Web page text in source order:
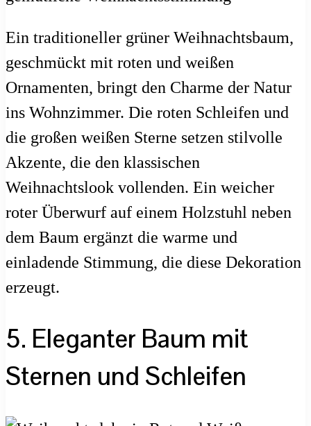
Ein traditioneller grüner Weihnachtsbaum,
geschmückt mit roten und weißen
Ornamenten, bringt den Charme der Natur
ins Wohnzimmer. Die roten Schleifen und
die großen weißen Sterne setzen stilvolle
Akzente, die den klassischen
Weihnachtslook vollenden. Ein weicher
roter Überwurf auf einem Holzstuhl neben
dem Baum ergänzt die warme und
einladende Stimmung, die diese Dekoration
erzeugt.
5. Eleganter Baum mit
Sternen und Schleifen